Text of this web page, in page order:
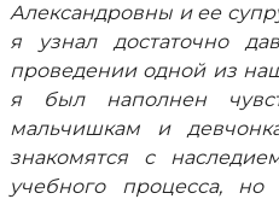
Александровны и ее
я узнал достаточно
проведении одной из
я был наполнен
мальчишкам и
знакомятся с
учебного процесса, но